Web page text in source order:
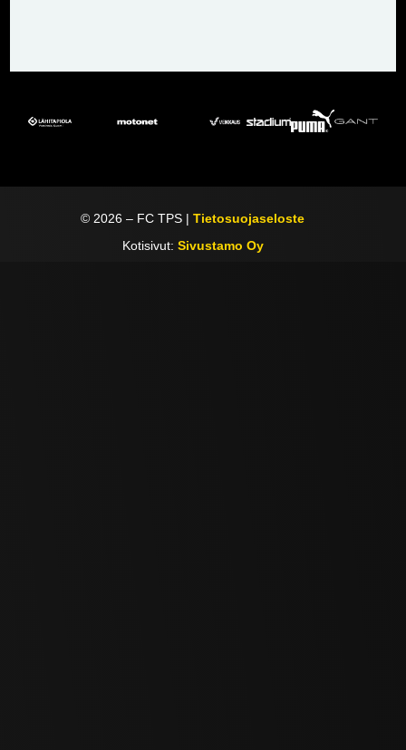
© 2026 – FC TPS |Tietosuojaseloste
Kotisivut: Sivustamo Oy